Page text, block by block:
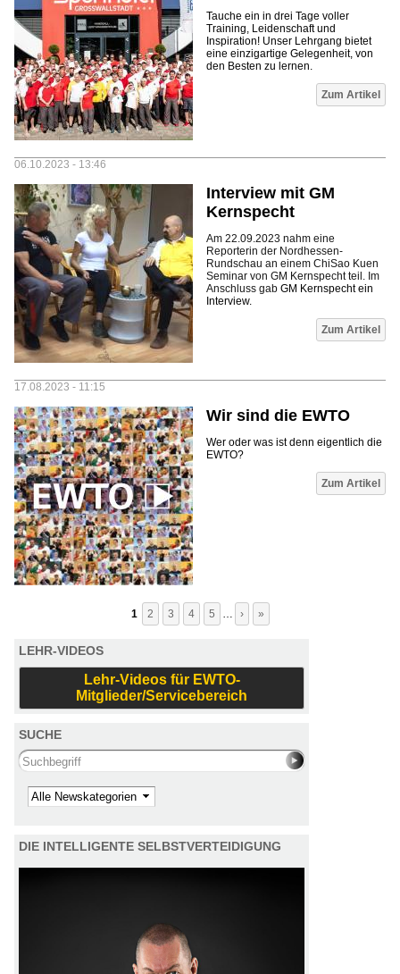
Tauche ein in drei Tage voller
Training, Leidenschaft und
Inspiration! Unser Lehrgang bietet
eine einzigartige Gelegenheit, von
den Besten zu lernen.
Zum Artikel
06.10.2023 - 13:46
Interview mit GM
Kernspecht
Am 22.09.2023 nahm eine
Reporterin der Nordhessen-
Rundschau an einem ChiSao Kuen
Seminar von GM Kernspecht teil. Im
Anschluss gab GM Kernspecht ein
Interview.
Zum Artikel
17.08.2023 - 11:15
Wir sind die EWTO
Wer oder was ist denn eigentlich die
EWTO?
Zum Artikel
Seiten
1 2 3 4 5 … › »
LEHR-VIDEOS
Lehr-Videos für EWTO-
Mitglieder/Servicebereich
SUCHE
Search this site
Kategorie
DIE INTELLIGENTE SELBSTVERTEIDIGUNG